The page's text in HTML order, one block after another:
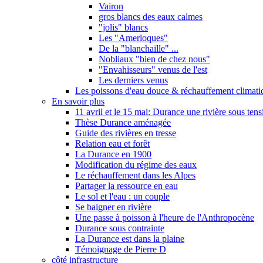
Vairon
gros blancs des eaux calmes
"jolis" blancs
Les "Amerloques"
De la "blanchaille" ...
Nobliaux "bien de chez nous"
"Envahisseurs" venus de l'est
Les derniers venus
Les poissons d'eau douce & réchauffement
En savoir plus
11 avril et le 15 mai: Durance une rivière sous
Thèse Durance aménagée
Guide des rivières en tresse
Relation eau et forêt
La Durance en 1900
Modification du régime des eaux
Le réchauffement dans les Alpes
Partager la ressource en eau
Le sol et l'eau : un couple
Se baigner en rivière
Une passe à poisson à l'heure de l'Anthropocène
Durance sous contrainte
La Durance est dans la plaine
Témoignage de Pierre D
côté infrastructure